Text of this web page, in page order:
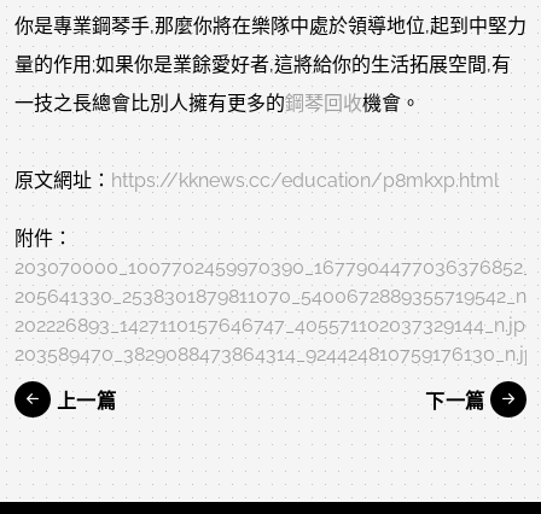
你是專業鋼琴手,那麼你將在樂隊中處於領導地位,起到中堅力
量的作用;如果你是業餘愛好者,這將給你的生活拓展空間,有
一技之長總會比別人擁有更多的鋼琴回收機會。
原文網址： https://kknews.cc/education/p8mkxp.html
附件：
202226893_1427110157646747_405571102037329144_n.jpg
上一篇 下一篇